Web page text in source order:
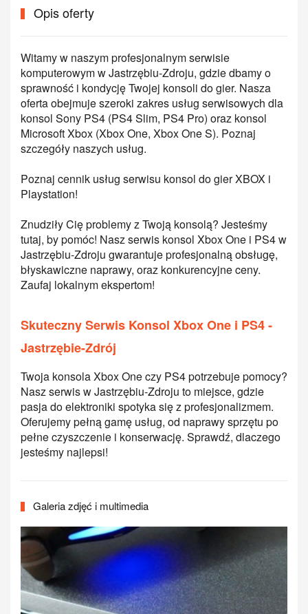
Opis oferty
Witamy w naszym profesjonalnym serwisie
komputerowym w Jastrzębiu-Zdroju, gdzie dbamy o
sprawność i kondycję Twojej konsoli do gier. Nasza
oferta obejmuje szeroki zakres usług serwisowych dla
konsol Sony PS4 (PS4 Slim, PS4 Pro) oraz konsol
Microsoft Xbox (Xbox One, Xbox One S). Poznaj
szczegóły naszych usług.
Poznaj cennik usług serwisu konsol do gier XBOX i
Playstation!
Znudziły Cię problemy z Twoją konsolą? Jesteśmy
tutaj, by pomóc! Nasz serwis konsol Xbox One i PS4 w
Jastrzębiu-Zdroju gwarantuje profesjonalną obsługę,
błyskawiczne naprawy, oraz konkurencyjne ceny.
Zaufaj lokalnym ekspertom!
Skuteczny Serwis Konsol Xbox One i PS4 -
Jastrzębie-Zdrój
Twoja konsola Xbox One czy PS4 potrzebuje pomocy?
Nasz serwis w Jastrzębiu-Zdroju to miejsce, gdzie
pasja do elektroniki spotyka się z profesjonalizmem.
Oferujemy pełną gamę usług, od naprawy sprzętu po
pełne czyszczenie i konserwację. Sprawdź, dlaczego
jesteśmy najlepsi!
Galeria zdjęć i multimedia